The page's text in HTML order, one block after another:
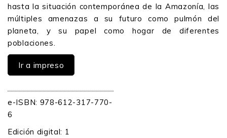
hasta la situación contemporánea de la Amazonía, las
múltiples amenazas a su futuro como pulmón del
planeta, y su papel como hogar de diferentes
poblaciones.
Ir a impreso
e-ISBN: 978-612-317-770-
6
Edición digital: 1